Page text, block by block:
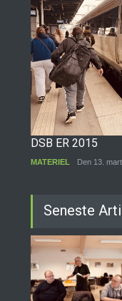
DSB ER 2015
MATERIEL Den 13.
Seneste